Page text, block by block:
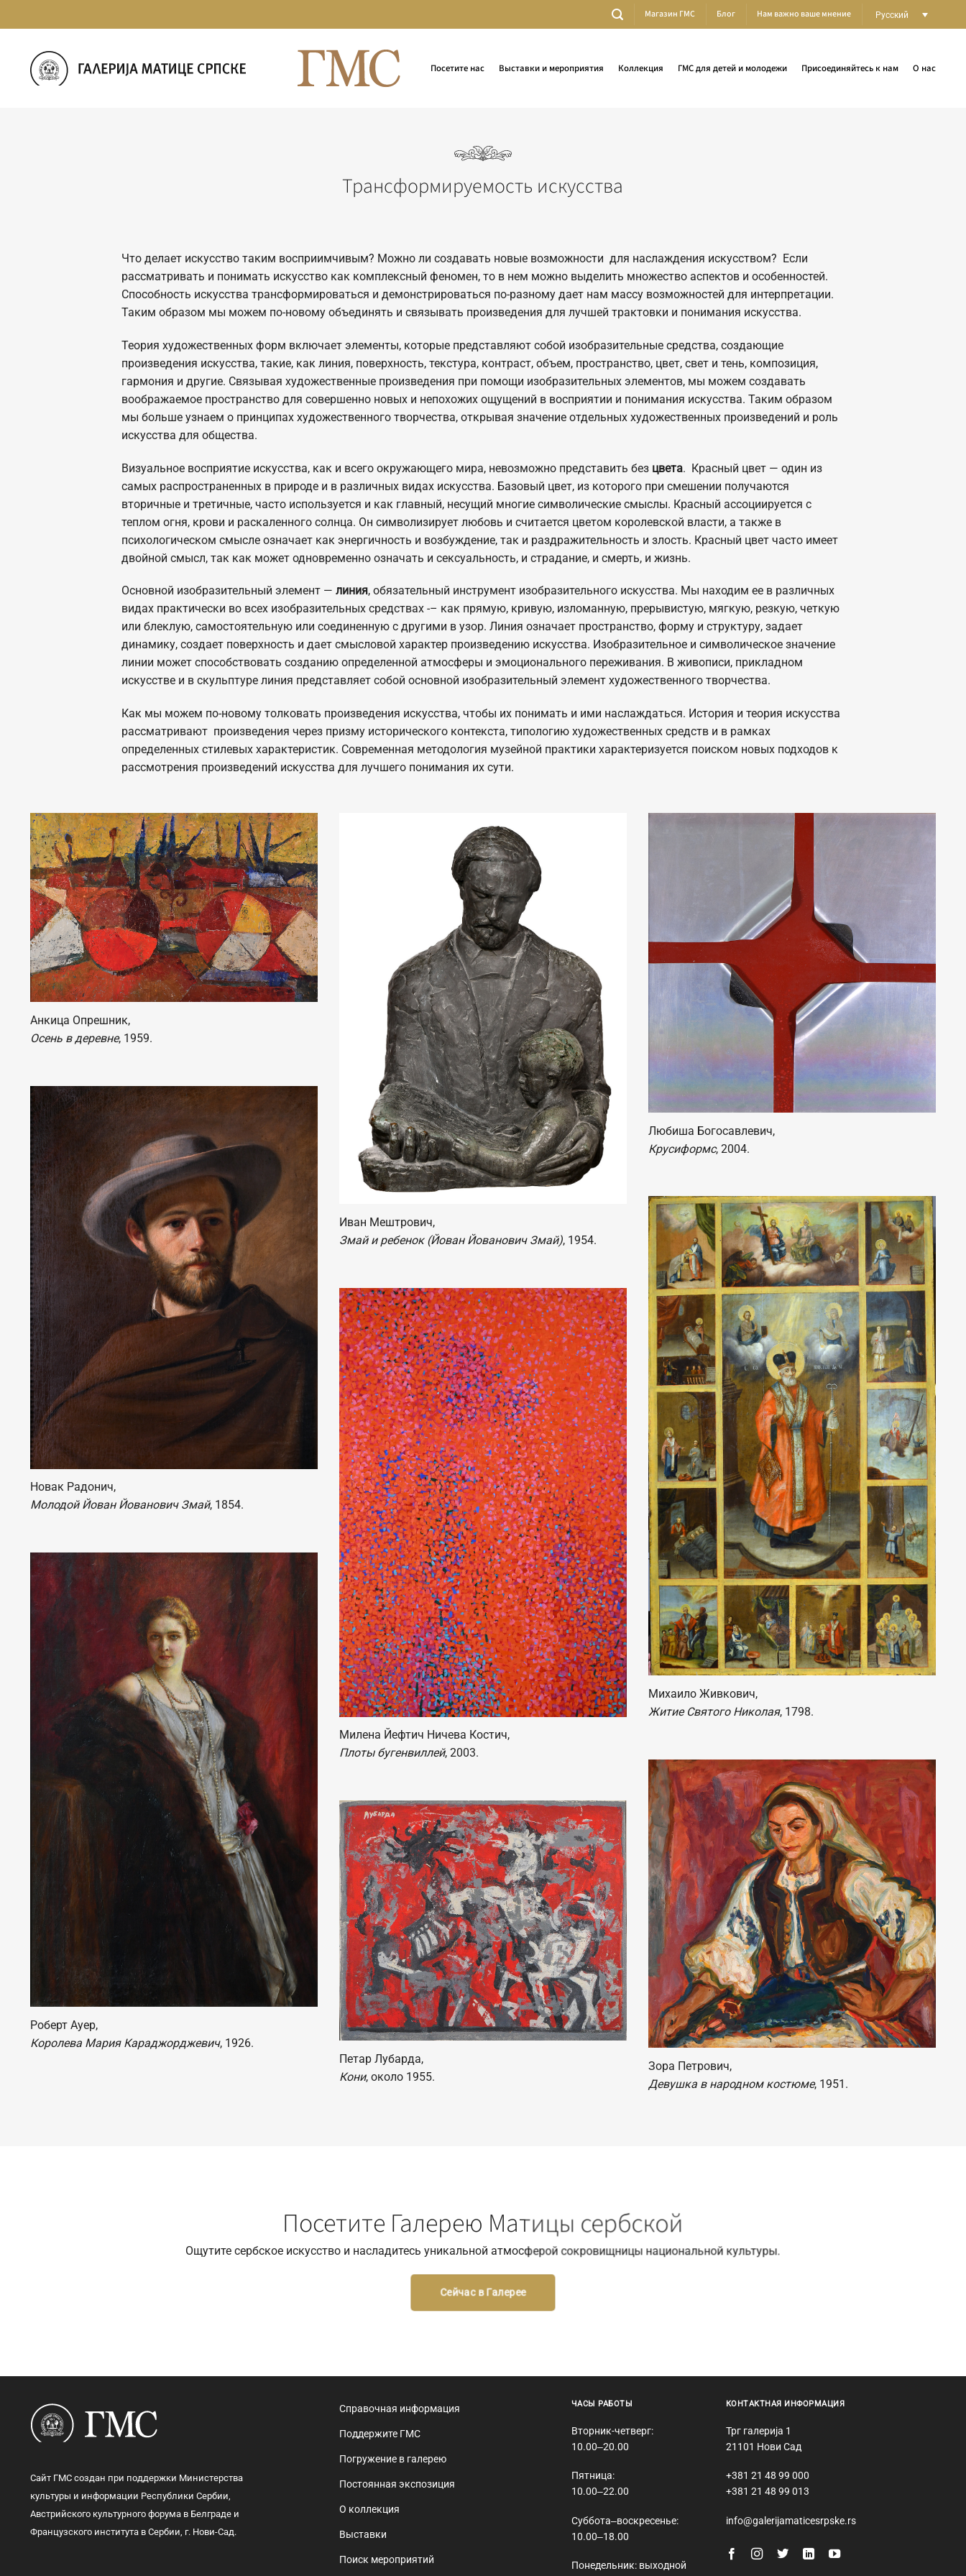
to
Магазин ГМС Блог Нам важно ваше мнение Русский
Посетите нас Выставки и мероприятия Коллекция ГМС для детей и молодежи Присоединяйтесь к нам О нас
Трансформируемость искусства
Что делает искусство таким восприимчивым? Можно ли создавать новые возможности для наслаждения искусством? Если
рассматривать и понимать искусство как комплексный феномен, то в нем можно выделить множество аспектов и особенностей.
Способность искусства трансформироваться и демонстрироваться по-разному дает нам массу возможностей для интерпретации.
Таким образом мы можем по-новому объединять и связывать произведения для лучшей трактовки и понимания искусства.
Теория художественных форм включает элементы, которые представляют собой изобразительные средства, создающие
произведения искусства, такие, как линия, поверхность, текстура, контраст, объем, пространство, цвет, свет и тень, композиция,
гармония и другие. Связывая художественные произведения при помощи изобразительных элементов, мы можем создавать
воображаемое пространство для совершенно новых и непохожих ощущений в восприятии и понимания искусства. Таким образом
мы больше узнаем о принципах художественного творчества, открывая значение отдельных художественных произведений и роль
искусства для общества.
Визуальное восприятие искусства, как и всего окружающего мира, невозможно представить без цвета. Красный цвет — один из
самых распространенных в природе и в различных видах искусства. Базовый цвет, из которого при смешении получаются
вторичные и третичные, часто используется и как главный, несущий многие символические смыслы. Красный ассоциируется с
теплом огня, крови и раскаленного солнца. Он символизирует любовь и считается цветом королевской власти, а также в
психологическом смысле означает как энергичность и возбуждение, так и раздражительность и злость. Красный цвет часто имеет
двойной смысл, так как может одновременно означать и сексуальность, и страдание, и смерть, и жизнь.
Основной изобразительный элемент —линия, обязательный инструмент изобразительного искусства. Мы находим ее в различных
видах практически во всех изобразительных средствах -– как прямую, кривую, изломанную, прерывистую, мягкую, резкую, четкую
или блеклую, самостоятельную или соединенную с другими в узор. Линия означает пространство, форму и структуру, задает
динамику, создает поверхность и дает смысловой характер произведению искусства. Изобразительное и символическое значение
линии может способствовать созданию определенной атмосферы и эмоционального переживания. В живописи, прикладном
искусстве и в скульптуре линия представляет собой основной изобразительный элемент художественного творчества.
Как мы можем по-новому толковать произведения искусства, чтобы их понимать и ими наслаждаться. История и теория искусства
рассматривают произведения через призму исторического контекста, типологию художественных средств и в рамках
определенных стилевых характеристик. Современная методология музейной практики характеризуется поиском новых подходов к
рассмотрения произведений искусства для лучшего понимания их сути.
Анкица Опрешник,
Осень в деревне, 1959.
Новак Радонич,
Молодой Йован Йованович Змай, 1854.
Роберт Ауер,
Королева Мария Караджорджевич, 1926.
Иван Мештрович,
Змай и ребенок (Йован Йованович Змай), 1954.
Милена Йефтич Ничева Костич,
Плоты бугенвиллей, 2003.
Петар Лубарда,
Кони, около 1955.
Любиша Богосавлевич,
Крусиформс, 2004.
Михаило Живкович,
Житие Святого Николая, 1798.
Зора Петрович,
Девушка в народном костюме, 1951.
Посетите Галерею Матицы сербской
Ощутите сербское искусство и насладитесь уникальной атмосферой сокровищницы национальной культуры.
Сейчас в Галерее
Сайт ГМС создан при поддержки Министерства
культуры и информации Республики Сербии,
Австрийского культурного форума в Белграде и
Французского института в Сербии, г. Нови-Сад.
Справочная информация
Поддержите ГМС
Погружение в галерею
Постоянная экспозиция
О коллекция
Выставки
Поиск мероприятий
ЧАСЫ РАБОТЫ
Вторник-четверг:
10.00‒20.00
Пятница:
10.00‒22.00
Суббота‒воскресенье:
10.00‒18.00
Понедельник: выходной
КОНТАКТНАЯ ИНФОРМАЦИЯ
Трг галерија 1
21101 Нови Сад
+381 21 48 99 000
+381 21 48 99 013
info@galerijamaticesrpske.rs